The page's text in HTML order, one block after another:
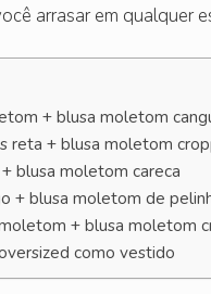
arrasar em qualquer
+ blusa moletom
reta + blusa moletom
blusa moletom careca
+ blusa moletom de
+ blusa moletom
como vestido